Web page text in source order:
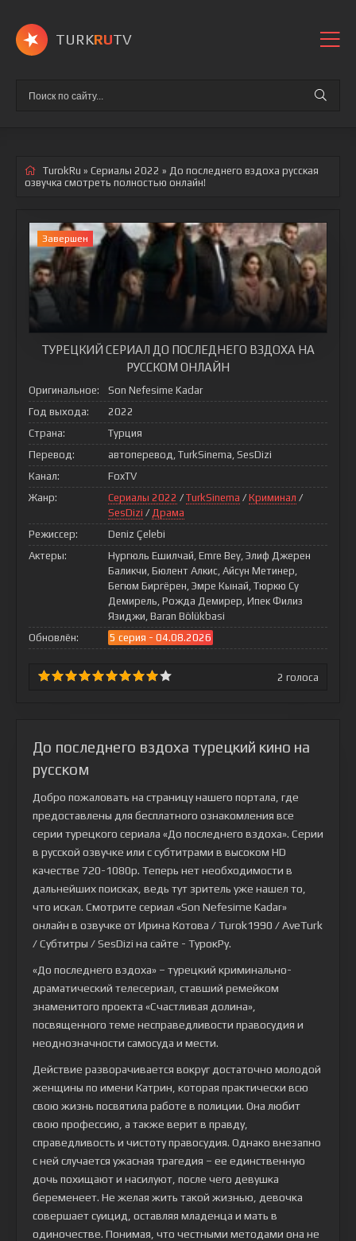
TURKRUTV
TurokRu » Сериалы 2022 » До последнего вздоха русская
озвучка смотреть полностью онлайн!
Завершен
ТУРЕЦКИЙ СЕРИАЛ ДО ПОСЛЕДНЕГО ВЗДОХА НА
РУССКОМ ОНЛАЙН
Оригинальное:
Son Nefesime Kadar
Год выхода:
2022
Страна:
Турция
Перевод:
автоперевод, TurkSinema, SesDizi
Канал:
FoxTV
Жанр:
Сериалы 2022 / TurkSinema / Криминал /
SesDizi / Драма
Режиссер:
Deniz Çelebi
Актеры:
Нургюль Ешилчай, Emre Bey, Элиф Джерен
Баликчи, Бюлент Алкис, Айсун Метинер,
Бегюм Биргёрен, Эмре Кынай, Тюркю Су
Демирель, Рожда Демирер, Ипек Филиз
Язиджи, Baran Bölükbasi
Обновлён:
5 серия - 04.08.2026
2 голоса
До последнего вздоха турецкий кино на
русском
Добро пожаловать на страницу нашего портала, где
предоставлены для бесплатного ознакомления все
серии турецкого сериала «До последнего вздоха». Серии
в русской озвучке или с субтитрами в высоком HD
качестве 720-1080p. Теперь нет необходимости в
дальнейших поисках, ведь тут зритель уже нашел то,
что искал. Смотрите сериал «Son Nefesime Kadar»
онлайн в озвучке от Ирина Котова / Turok1990 / AveTurk
/ Субтитры / SesDizi на сайте - ТурокРу.
«До последнего вздоха» – турецкий криминально-
драматический телесериал, ставший ремейком
знаменитого проекта «Счастливая долина»,
посвященного теме несправедливости правосудия и
неоднозначности самосуда и мести.
Действие разворачивается вокруг достаточно молодой
женщины по имени Катрин, которая практически всю
свою жизнь посвятила работе в полиции. Она любит
свою профессию, а также верит в правду,
справедливость и чистоту правосудия. Однако внезапно
с ней случается ужасная трагедия – ее единственную
дочь похищают и насилуют, после чего девушка
беременеет. Не желая жить такой жизнью, девочка
совершает суицид, оставляя младенца и мать в
одиночестве. Понимая, что честными методами она не